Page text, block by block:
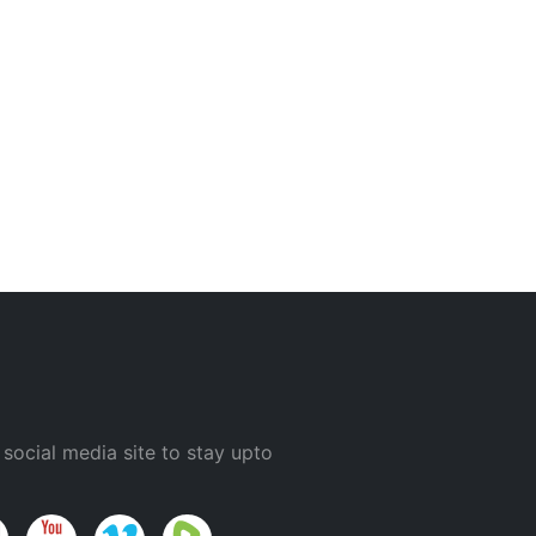
media site to stay upto